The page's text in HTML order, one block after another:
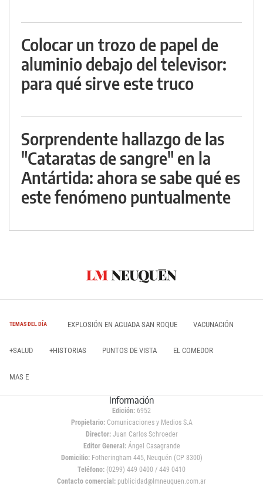
Colocar un trozo de papel de
aluminio debajo del televisor:
para qué sirve este truco
Sorprendente hallazgo de las
"Cataratas de sangre" en la
Antártida: ahora se sabe qué es
este fenómeno puntualmente
TEMAS DEL DÍA EXPLOSIÓN EN AGUADA SAN ROQUE VACUNACIÓN
+SALUD +HISTORIAS PUNTOS DE VISTA EL COMEDOR
MAS E
Información
Edición: 6952
Propietario:Comunicaciones y Medios S.A
Director: Juan Carlos Schroeder
Editor General:Ángel Casagrande
Domicilio:Fotheringham 445, Neuquén (CP 8300)
Teléfono: (0299) 449 0400 / 449 0410
Contacto comercial: publicidad@lmneuquen.com.ar